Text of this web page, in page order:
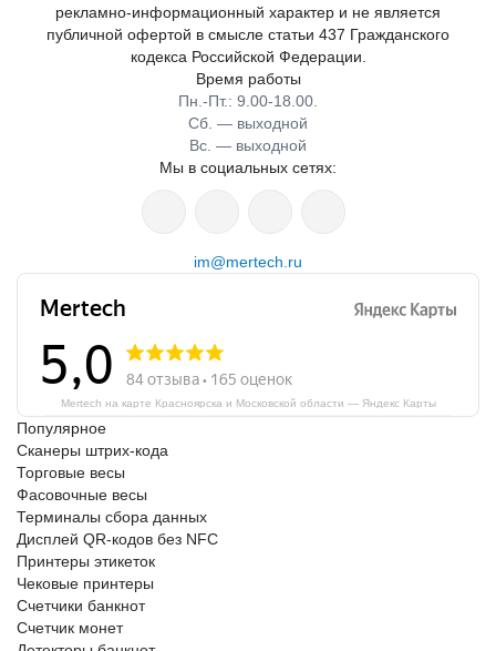
рекламно-информационный характер и не является
публичной офертой в смысле статьи 437 Гражданского
кодекса Российской Федерации.
Время работы
Пн.-Пт.: 9.00-18.00.
Сб. — выходной
Вс. — выходной
Мы в социальных сетях:
im@mertech.ru
Mertech на карте Красноярска и Московской области — Яндекс Карты
Популярное
Сканеры штрих-кода
Торговые весы
Фасовочные весы
Терминалы сбора данных
Дисплей QR-кодов без NFC
Принтеры этикеток
Чековые принтеры
Счетчики банкнот
Счетчик монет